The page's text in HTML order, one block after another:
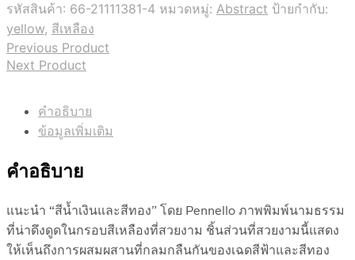
รหัสสินค้า: 66-21111381-4 หมวดหมู่: Abstract ป้ายกำกับ:
yellow, สีเหลือง
Previous Product
Next Product
คำอธิบาย
ข้อมูลเพิ่มเติม
คำอธิบาย
แนะนำ “สีน้ำเงินและสีทอง” โดย Pennello ภาพพิมพ์นามธรรม
ที่น่าดึงดูดในกรอบสีเหลืองที่สวยงาม ชิ้นส่วนที่สวยงามนี้แสดง
ให้เห็นถึงการผสมผสานที่กลมกลืนกันของเฉดสีฟ้าและสีทอง